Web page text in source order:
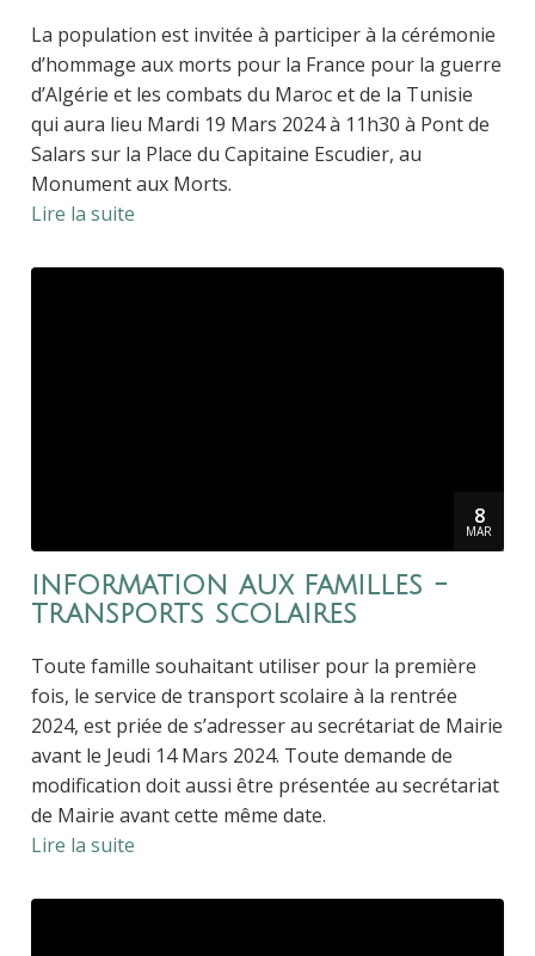
La population est invitée à participer à la cérémonie
d’hommage aux morts pour la France pour la guerre
d’Algérie et les combats du Maroc et de la Tunisie
qui aura lieu Mardi 19 Mars 2024 à 11h30 à Pont de
Salars sur la Place du Capitaine Escudier, au
Monument aux Morts.
Lire la suite
8
MAR
information aux familles -
transports scolaires
Toute famille souhaitant utiliser pour la première
fois, le service de transport scolaire à la rentrée
2024, est priée de s’adresser au secrétariat de Mairie
avant le Jeudi 14 Mars 2024. Toute demande de
modification doit aussi être présentée au secrétariat
de Mairie avant cette même date.
Lire la suite